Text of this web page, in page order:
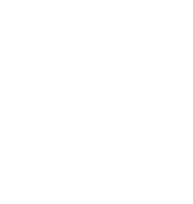
spojenou s tímto